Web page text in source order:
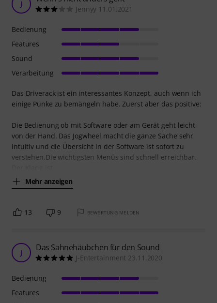
J
Jennyy 11.01.2021
Das Driverack ist ein interessantes Konzept, auch wenn ich
einige Punke zu bemängeln habe. Zuerst aber das positive:
Die Bedienung ob mit Software oder am Gerät geht leicht
von der Hand. Das Jogwheel macht die ganze Sache sehr
intuitiv und die Übersicht in der Software ist sofort zu
verstehen.Die wichtigsten Menüs sind schnell erreichbar.
Mehr anzeigen
Bedienung
Features
Sound
Verarbeitung
13 9 BEWERTUNG MELDEN
J Das Sahnehäubchen für den Sound
J-Entertainment 23.11.2020
Bedienung
Features